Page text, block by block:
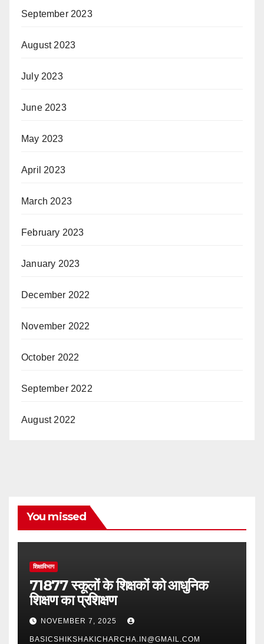
September 2023
August 2023
July 2023
June 2023
May 2023
April 2023
March 2023
February 2023
January 2023
December 2022
November 2022
October 2022
September 2022
August 2022
You missed
शिक्षाविभाग
71877 स्कूलों के शिक्षकों को आधुनिक
शिक्षण का प्रशिक्षण
NOVEMBER 7, 2025
BASICSHIKSHAKICHARCHA.IN@GMAIL.COM